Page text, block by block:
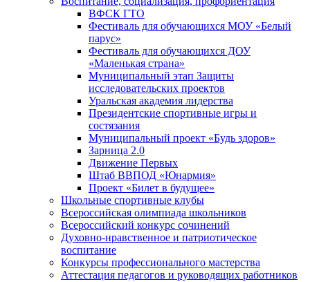
ВФСК ГТО
Фестиваль для обучающихся МОУ «Белый
парус»
Фестиваль для обучающихся ДОУ
«Маленькая страна»
Муниципальный этап Защиты
исследовательских проектов
Уральская академия лидерства
Президентские спортивные игры и
состязания
Муниципальный проект «Будь здоров»
Зарница 2.0
Движение Первых
Штаб ВВПОД «Юнармия»
Проект «Билет в будущее»
Школьные спортивные клубы
Всероссийская олимпиада школьников
Всероссийский конкурс сочинений
Духовно-нравственное и патриотическое
воспитание
Конкурсы профессионального мастерства
Аттестация педагогов и руководящих работников